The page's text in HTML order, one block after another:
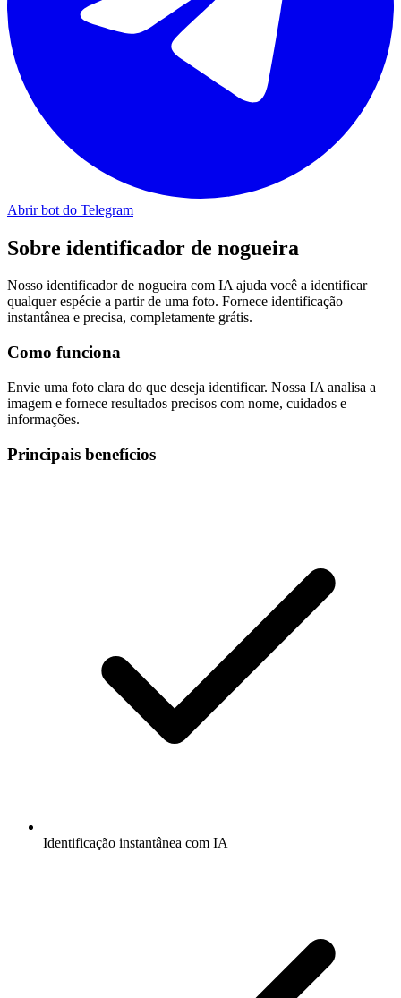
Abrir bot do Telegram
Sobre identificador de nogueira
Nosso identificador de nogueira com IA ajuda você a identificar
qualquer espécie a partir de uma foto. Fornece identificação
instantânea e precisa, completamente grátis.
Como funciona
Envie uma foto clara do que deseja identificar. Nossa IA analisa a
imagem e fornece resultados precisos com nome, cuidados e
informações.
Principais benefícios
Identificação instantânea com IA